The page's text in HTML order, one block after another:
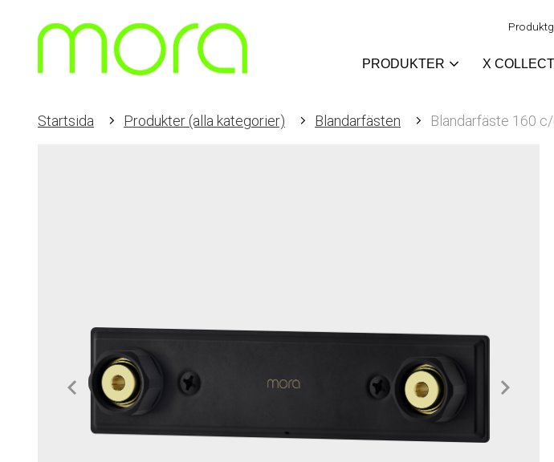
PRODUKTER X
Startsida Produkter (alla kategorier) Blandarfästen Blandarfäste 160 c/